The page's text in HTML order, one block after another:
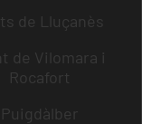
de Lluçanès
de Vilomara i
Rocafort
Puigdàlber